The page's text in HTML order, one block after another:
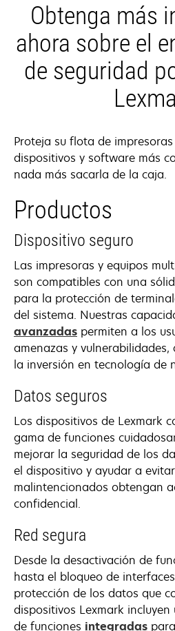
Obtenga más
ahora sobre el
de seguridad
Proteja su flota de
dispositivos y software más
nada más sacarla de la caja.
Productos
Dispositivo seguro
Las impresoras y equipos
son compatibles con una
para la protección de
del sistema. Nuestras
avanzadas permiten a los
amenazas y
la inversión en tecnología de
Datos seguros
Los dispositivos de Lexmark
gama de funciones
mejorar la seguridad de los
el dispositivo y ayudar a
malintencionados obtengan
confidencial.
Red segura
Desde la desactivación de
hasta el bloqueo de
protección de los datos que
dispositivos Lexmark
de funciones integradas